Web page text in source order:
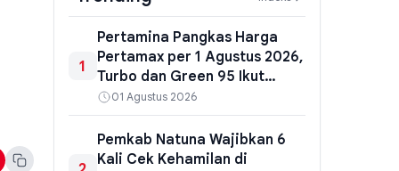
1
Pertamina Pangkas Harga
Pertamax per 1 Agustus 2026,
Turbo dan Green 95 Ikut
Turun
01 Agustus 2026
Pemkab Natuna Wajibkan 6
Kali Cek Kehamilan di